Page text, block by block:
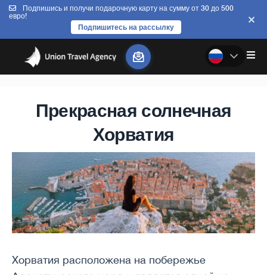
Подпишись и получи подарочную карту на сумму от 30 до 500
евро!
Подпишитесь на рассылку
Прекрасная солнечная
Хорватия
Хорватия расположена на побережье